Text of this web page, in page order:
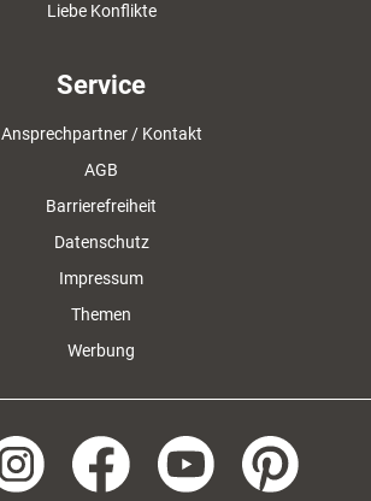
Liebe Konflikte
Service
Ansprechpartner / Kontakt
AGB
Barrierefreiheit
Datenschutz
Impressum
Themen
Werbung